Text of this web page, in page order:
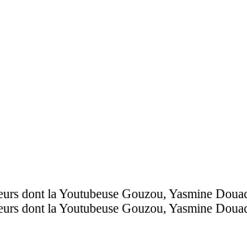
dont la Youtubeuse Gouzou, Yasmine
dont la Youtubeuse Gouzou, Yasmine